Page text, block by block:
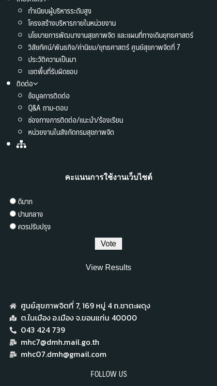
ทำเนียบผู้บริหารระดับสูง
โครงสร้างบริหารภายในหน่วยงาน
นโยบายการพัฒนางานสุขภาพจิต และแผนที่ทางเดินยุทธศาสตร์
วิสัยทัศน์/พันธกิจ/ค่านิยม/ยุทธศาสตร์ ศูนย์สุขภาพจิตที่ 7
ประวัติความเป็นมา
เขตพื้นที่รับผิดชอบ
ติดต่อ
ข้อมูลการติดต่อ
Q&A ถาม-ตอบ
ช่องทางการติดต่อ/แนะนำ/ร้องเรียน
หน่วยงานในสังกัดกรมสุขภาพจิต
คะแนนการใช้งานเว็บไซต์
ดีมาก
ปานกลาง
ควรปรับปรุง
View Results
ศูนย์สุขภาพจิตที่ 7,​ 169 หมู่ 4 ถ.ชาตะผดุง
ต.ในเมือง อ.เมือง จ.ขอนแก่น 40000
043 424 739
mhc7@dmh.mail.go.th
mhc07.dmh@gmail.com
FOLLOW US